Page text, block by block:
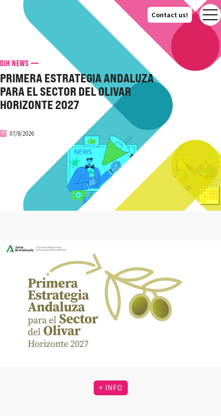
Contact us!
Contact us!
DIH NEWS
PRIMERA ESTRATEGIA ANDALUZA
PARA EL SECTOR DEL OLIVAR
HORIZONTE 2027
07/8/2026
+ INFO